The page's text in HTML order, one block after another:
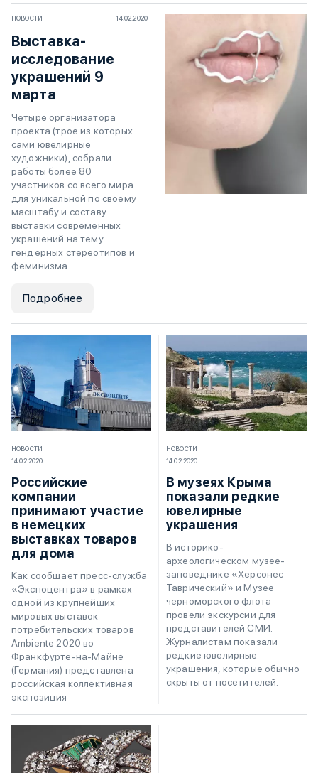
НОВОСТИ 14.02.2020
Выставка-
исследование
украшений 9
марта
Четыре организатора
проекта (трое из которых
сами ювелирные
художники), собрали
работы более 80
участников со всего мира
для уникальной по своему
масштабу и составу
выставки современных
украшений на тему
гендерных стереотипов и
феминизма.
Подробнее
НОВОСТИ
14.02.2020
Российские
компании
принимают участие
в немецких
выставках товаров
для дома
Как сообщает пресс-служба
«Экспоцентра» в рамках
одной из крупнейших
мировых выставок
потребительских товаров
Ambiente 2020 во
Франкфурте-на-Майне
(Германия) представлена
российская коллективная
экспозиция
НОВОСТИ
14.02.2020
В музеях Крыма
показали редкие
ювелирные
украшения
В историко-
археологическом музее-
заповеднике «Херсонес
Таврический» и Музее
черноморского флота
провели экскурсии для
представителей СМИ.
Журналистам показали
редкие ювелирные
украшения, которые обычно
скрыты от посетителей.